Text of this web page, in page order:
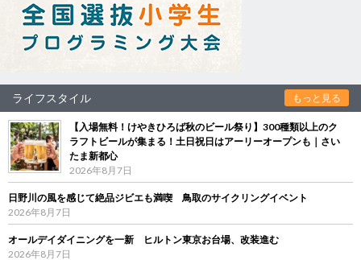
ライフスタイル もっと見る
【入場無料！けやきひろば秋のビール祭り】300種類以上のク
ラフトビールが集まる！土日祝日はアーリーオープンも｜さい
たま新都心
2026年8月7日
日野川の風を感じて絶品ジビエも満喫 鳥取のサイクリングイベント
2026年8月7日
オールデイダイニングを一新 ヒルトン東京お台場、改装進む
2026年8月7日